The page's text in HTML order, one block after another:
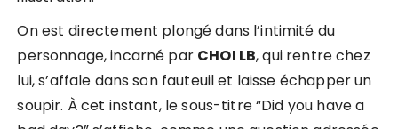
On est directement plongé dans l’intimité du
personnage, incarné par CHOI LB, qui rentre chez
lui, s’affale dans son fauteuil et laisse échapper un
soupir. À cet instant, le sous-titre “Did you have a